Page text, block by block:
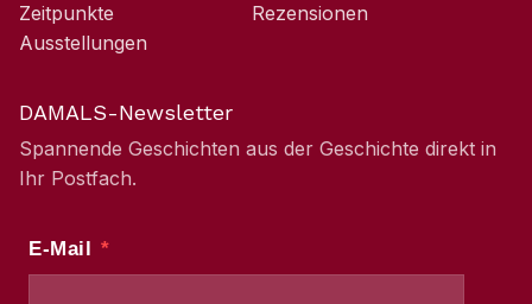
Zeitpunkte
Ausstellungen
Rezensionen
DAMALS-Newsletter
Spannende Geschichten aus der Geschichte direkt in
Ihr Postfach.